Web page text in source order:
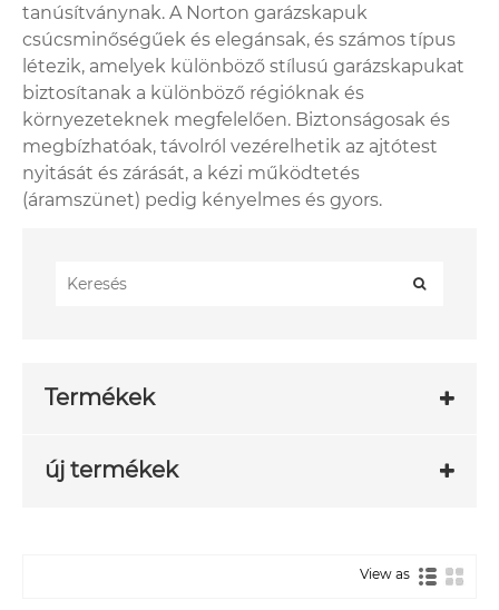
tanúsítványnak. A Norton garázskapuk
csúcsminőségűek és elegánsak, és számos típus
létezik, amelyek különböző stílusú garázskapukat
biztosítanak a különböző régióknak és
környezeteknek megfelelően. Biztonságosak és
megbízhatóak, távolról vezérelhetik az ajtótest
nyitását és zárását, a kézi működtetés
(áramszünet) pedig kényelmes és gyors.
Termékek
új termékek
View as